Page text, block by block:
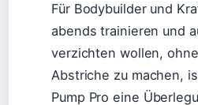
Für Bodybuilder und
abends trainieren und
verzichten wollen,
Abstriche zu machen,
Pump Pro eine